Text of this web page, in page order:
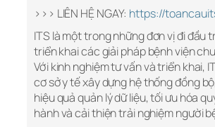
>>> LIÊN HỆ NGAY: https://
ITS là một trong những đơn vị đi đầu
triển khai các giải pháp bệnh viện
Với kinh nghiệm tư vấn và triển khai,
cơ sở y tế xây dựng hệ thống đồng
hiệu quả quản lý dữ liệu, tối ưu hóa
hành và cải thiện trải nghiệm người